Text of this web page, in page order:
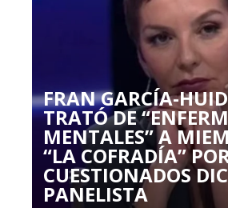
FRAN GARCÍA-
TRATÓ DE
MENTALES” A
“LA COFRADÍA”
CUESTIONADOS
PANELISTA